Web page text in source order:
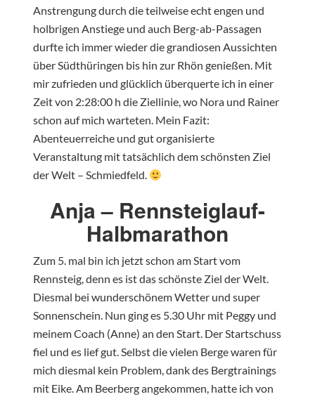
Anstrengung durch die teilweise echt engen und
holbrigen Anstiege und auch Berg-ab-Passagen
durfte ich immer wieder die grandiosen Aussichten
über Südthüringen bis hin zur Rhön genießen. Mit
mir zufrieden und glücklich überquerte ich in einer
Zeit von 2:28:00 h die Ziellinie, wo Nora und Rainer
schon auf mich warteten. Mein Fazit:
Abenteuerreiche und gut organisierte
Veranstaltung mit tatsächlich dem schönsten Ziel
der Welt – Schmiedfeld.
Anja – Rennsteiglauf-
Halbmarathon
Zum 5. mal bin ich jetzt schon am Start vom
Rennsteig, denn es ist das schönste Ziel der Welt.
Diesmal bei wunderschönem Wetter und super
Sonnenschein. Nun ging es 5.30 Uhr mit Peggy und
meinem Coach (Anne) an den Start. Der Startschuss
fiel und es lief gut. Selbst die vielen Berge waren für
mich diesmal kein Problem, dank des Bergtrainings
mit Eike. Am Beerberg angekommen, hatte ich von